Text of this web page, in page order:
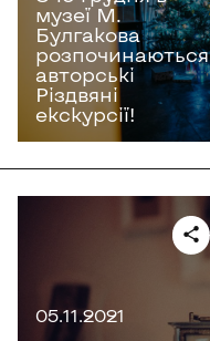
музеї М.
Булгакова
розпочинаються
авторські
Різдвяні
екскурсії!
05.11.2021